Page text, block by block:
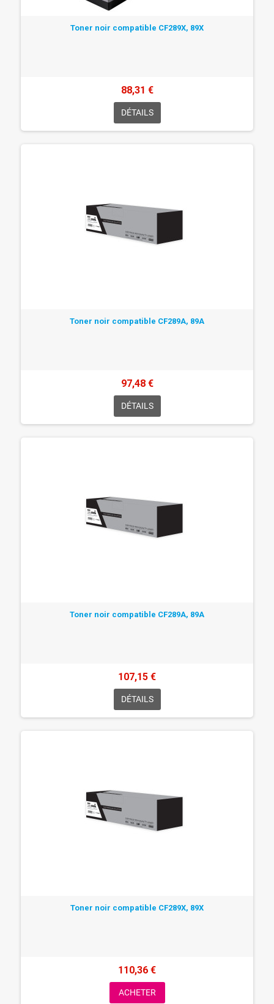
Toner noir compatible CF289X, 89X
88,31 €
DÉTAILS
Toner noir compatible CF289A, 89A
97,48 €
DÉTAILS
Toner noir compatible CF289A, 89A
107,15 €
DÉTAILS
Toner noir compatible CF289X, 89X
110,36 €
ACHETER